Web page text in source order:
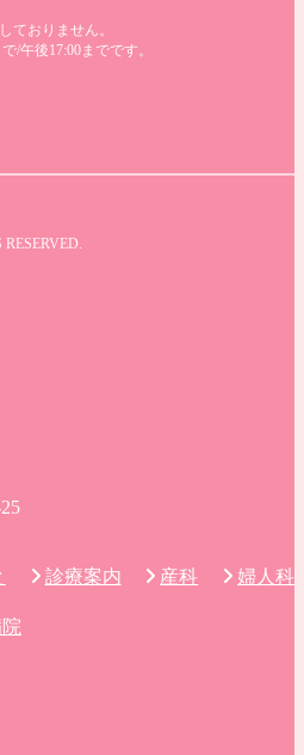
ておりません。
/午後17:00までです。
診療案内 産科
婦人科